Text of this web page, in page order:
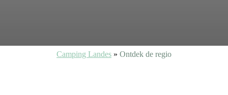
Camping Landes » Ontdek de regio